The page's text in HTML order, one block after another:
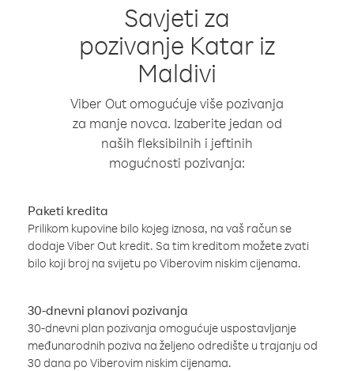
Savjeti za
pozivanje Katar iz
Maldivi
Viber Out omogućuje više pozivanja
za manje novca. Izaberite jedan od
naših fleksibilnih i jeftinih
mogućnosti pozivanja:
Paketi kredita
Prilikom kupovine bilo kojeg iznosa, na vaš račun se
dodaje Viber Out kredit. Sa tim kreditom možete zvati
bilo koji broj na svijetu po Viberovim niskim cijenama.
30-dnevni planovi pozivanja
30-dnevni plan pozivanja omogućuje uspostavljanje
međunarodnih poziva na željeno odredište u trajanju od
30 dana po Viberovim niskim cijenama.